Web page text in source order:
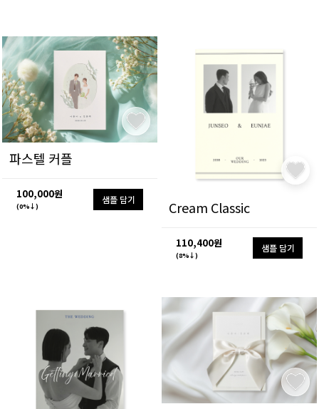
파스텔 커플
100,000원
(0%↓)
샘플 담기 Cream Classic
110,400원
(8%↓)
샘플 담기